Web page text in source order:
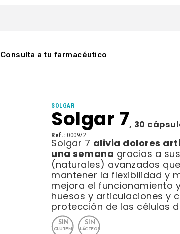
Consulta a tu farmacéutico
SOLGAR
Solgar 7, 30
Ref.: 000972
Solgar 7 alivia dolores
una semana gracias a
(naturales) avanzados
mantener la flexibilidad y
mejora el funcionamiento
huesos y articulaciones y
protección de las células